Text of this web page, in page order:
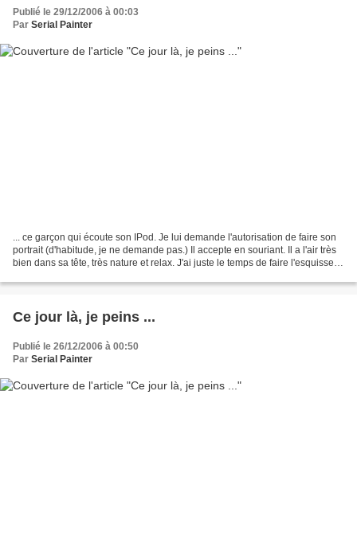
Publié le 29/12/2006 à 00:03
Par Serial Painter
... ce garçon qui écoute son IPod. Je lui demande l'autorisation de faire son
portrait (d'habitude, je ne demande pas.) Il accepte en souriant. Il a l'air très
bien dans sa tête, très nature et relax. J'ai juste le temps de faire l'esquisse et
Ce jour là, je peins ...
Publié le 26/12/2006 à 00:50
Par Serial Painter